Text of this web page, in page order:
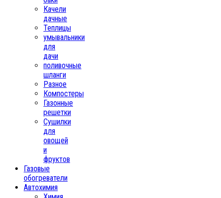
Качели
дачные
Теплицы
умывальники
для
дачи
поливочные
шланги
Разное
Компостеры
Газонные
решетки
Сушилки
для
овощей
и
фруктов
Газовые
обогреватели
Автохимия